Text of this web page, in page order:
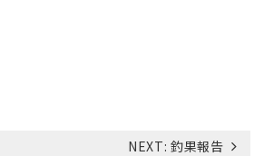
NEXT: 釣果報告